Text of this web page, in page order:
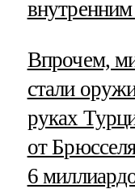
Впрочем,
стали
руках
от
6